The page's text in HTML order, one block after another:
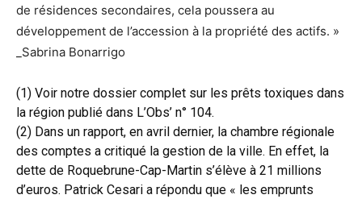
de résidences secondaires, cela poussera au
développement de l’accession à la propriété des actifs. »
_Sabrina Bonarrigo
(1) Voir notre dossier complet sur les prêts toxiques dans
la région publié dans L’Obs’ n° 104.
(2) Dans un rapport, en avril dernier, la chambre régionale
des comptes a critiqué la gestion de la ville. En effet, la
dette de Roquebrune-Cap-Martin s’élève à 21 millions
d’euros. Patrick Cesari a répondu que « les emprunts